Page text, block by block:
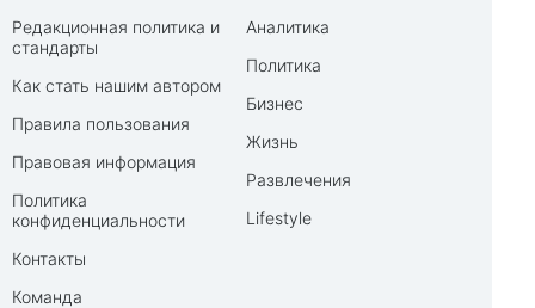
Редакционная политика и
стандарты
Как стать нашим автором
Правила пользования
Правовая информация
Политика
конфиденциальности
Контакты
Команда
Аналитика
Политика
Бизнес
Жизнь
Развлечения
Lifestyle